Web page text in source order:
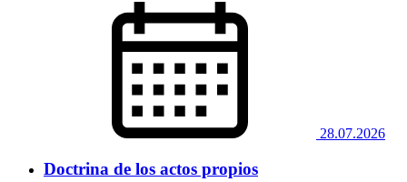
28.07.2026
Doctrina de los actos propios